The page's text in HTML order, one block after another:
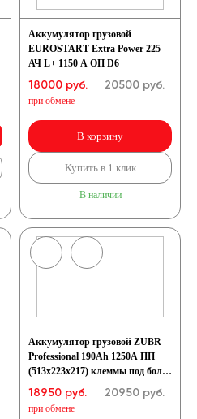
Аккумулятор грузовой
EUROSTART Extra Power 225
АЧ L+ 1150 A ОП D6
18000 руб.
при обмене
20500руб.
В корзину
Купить в 1 клик
В наличии
Аккумулятор грузовой ZUBR
Professional 190Ah 1250A ПП
(513x223x217) клеммы под болт
D5
18950 руб.
при обмене
20950руб.